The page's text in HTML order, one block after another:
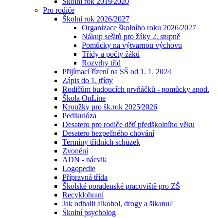
Pro rodiče
Školní rok 2026/2027
Organizace školního roku 2026/2027
Nákup sešitů pro žáky 2. stupně
Pomůcky na výtvarnou výchovu
Třídy a počty žáků
Rozvrhy tříd
Přijímací řízení na SŠ od 1. 1. 2024
Zápis do 1. třídy
Rodičům budoucích prvňáčků - pomůcky apod.
Škola OnLine
Kroužky pro šk.rok 2025⁄2026
Pedikulóza
Desatero pro rodiče dětí předškolního věku
Desatero bezpečného chování
Termíny třídních schůzek
Zvonění
ADN - nácvik
Logopedie
Přípravná třída
Školské poradenské pracoviště pro ZŠ
Recyklohraní
Jak odhalit alkohol, drogy a šikanu?
Školní psycholog